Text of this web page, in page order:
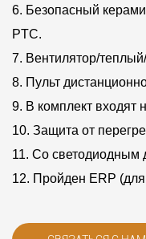
6. Безопасный
PTC.
7. Вентилятор/
8. Пульт
9. В комплект входят
10. Защита от
11. Со светодиодным
12. Пройден ERP